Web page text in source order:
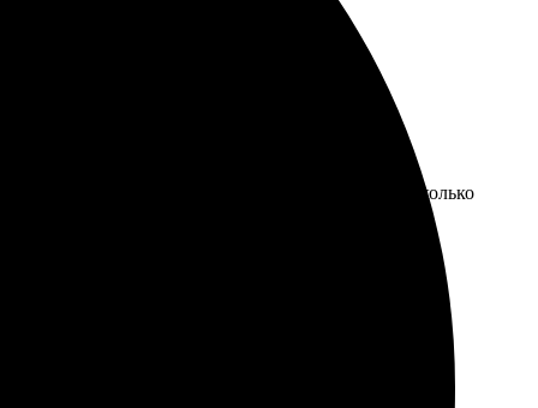
Быстро оформила и выбрала дизайн. Через несколько